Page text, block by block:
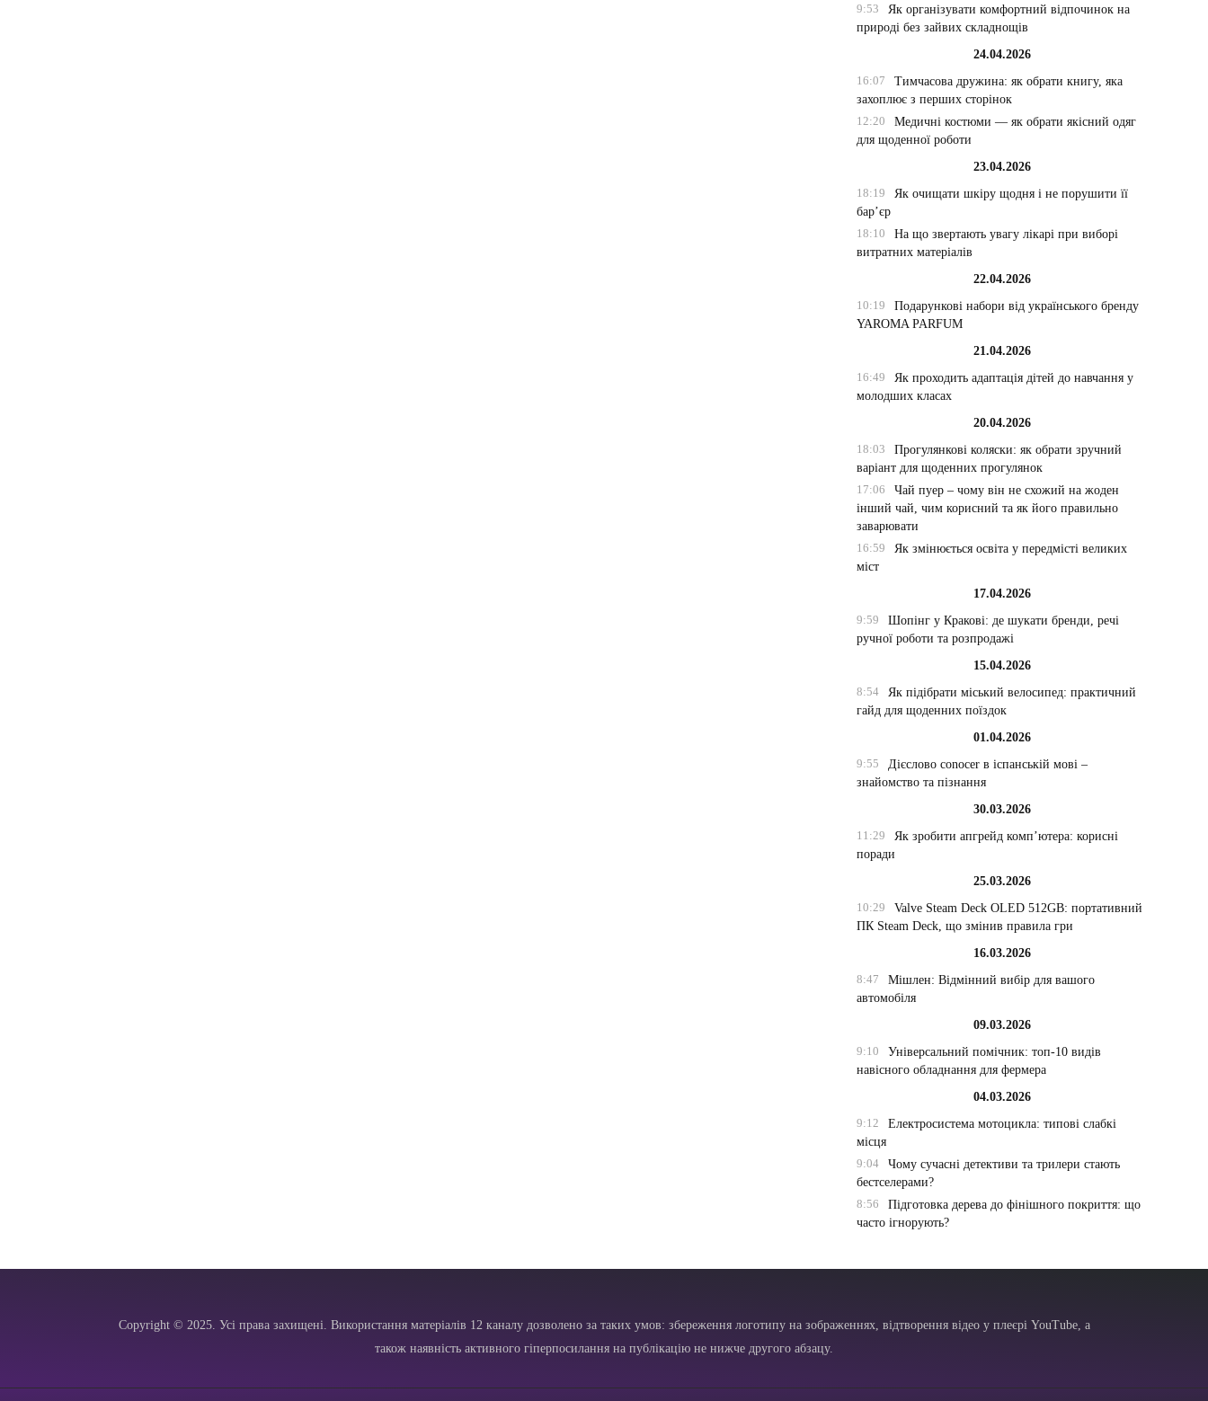
9:53
Як організувати комфортний відпочинок на
природі без зайвих складнощів
24.04.2026
16:07
Тимчасова дружина: як обрати книгу, яка
захоплює з перших сторінок
12:20
Медичні костюми — як обрати якісний одяг
для щоденної роботи
23.04.2026
18:19
Як очищати шкіру щодня і не порушити її
бар’єр
18:10
На що звертають увагу лікарі при виборі
витратних матеріалів
22.04.2026
10:19
Подарункові набори від українського бренду
YAROMA PARFUM
21.04.2026
16:49
Як проходить адаптація дітей до навчання у
молодших класах
20.04.2026
18:03
Прогулянкові коляски: як обрати зручний
варіант для щоденних прогулянок
17:06
Чай пуер – чому він не схожий на жоден
інший чай, чим корисний та як його правильно
заварювати
16:59
Як змінюється освіта у передмісті великих
міст
17.04.2026
9:59
Шопінг у Кракові: де шукати бренди, речі
ручної роботи та розпродажі
15.04.2026
8:54
Як підібрати міський велосипед: практичний
гайд для щоденних поїздок
01.04.2026
9:55
Дієслово conocer в іспанській мові –
знайомство та пізнання
30.03.2026
11:29
Як зробити апгрейд комп’ютера: корисні
поради
25.03.2026
10:29
Valve Steam Deck OLED 512GB: портативний
ПК Steam Deck, що змінив правила гри
16.03.2026
8:47
Мішлен: Відмінний вибір для вашого
автомобіля
09.03.2026
9:10
Універсальний помічник: топ-10 видів
навісного обладнання для фермера
04.03.2026
9:12
Електросистема мотоцикла: типові слабкі
місця
9:04
Чому сучасні детективи та трилери стають
бестселерами?
8:56
Підготовка дерева до фінішного покриття: що
часто ігнорують?
Copyright © 2025. Усі права захищені. Використання матеріалів 12 каналу дозволено за таких умов: збереження логотипу на зображеннях, відтворення відео у плеєрі YouTube, а
також наявність активного гіперпосилання на публікацію не нижче другого абзацу.